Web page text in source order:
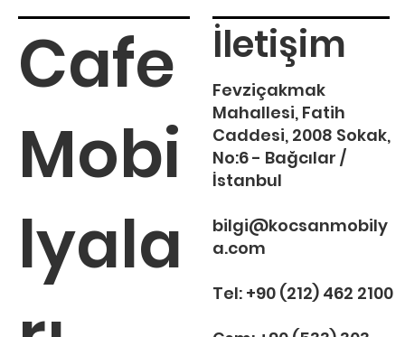
Cafe
Mobi
lyala
İletişim
Fevziçakmak
Mahallesi, Fatih
Caddesi, 2008 Sokak,
No:6 - Bağcılar /
İstanbul
bilgi@kocsanmobily
a.com
Tel: +90 (212) 462 2100